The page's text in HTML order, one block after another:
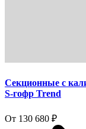
Секционные с
S-гофр Trend
От 130 680 ₽